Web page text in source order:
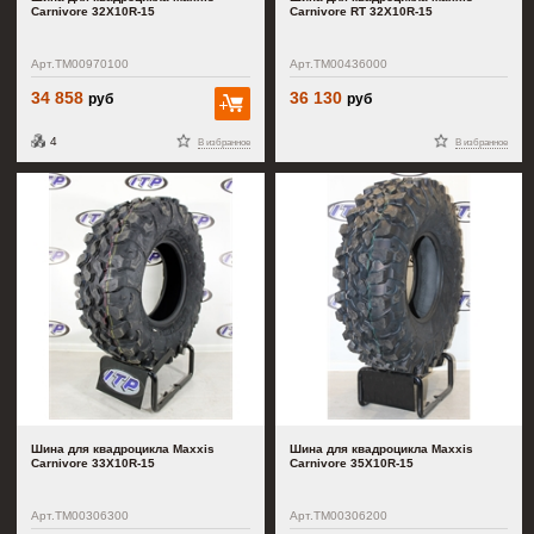
Carnivore 32X10R-15
Арт.TM00970100
34 858руб
В избранное
4
В корзину
Carnivore RT 32X10R-15
Арт.TM00436000
36 130 руб
В избранное
Шина для квадроцикла Maxxis
Carnivore 33X10R-15
Арт.TM00306300
Шина для квадроцикла Maxxis
Carnivore 35X10R-15
Арт.TM00306200